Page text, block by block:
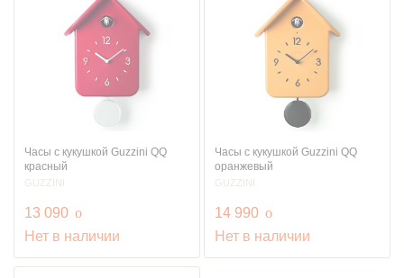
Часы с кукушкой Guzzini QQ
красный
GUZZINI
13 090 руб.
o
Нет в наличии
Часы с кукушкой Guzzini QQ
оранжевый
GUZZINI
14 990 руб.
o
Нет в наличии